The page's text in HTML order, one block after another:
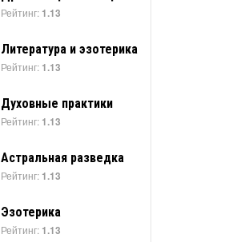
Рейтинг: 1.13
Литература и эзотерика
Рейтинг: 1.13
Духовные практики
Рейтинг: 1.13
Астральная разведка
Рейтинг: 1.13
Эзотерика
Рейтинг: 1.13